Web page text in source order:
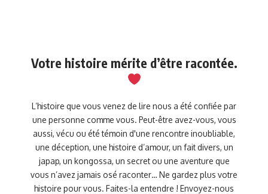
Votre histoire mérite d’être racontée.
L’histoire que vous venez de lire nous a été confiée par
une personne comme vous. Peut-être avez-vous, vous
aussi, vécu ou été témoin d'une rencontre inoubliable,
une déception, une histoire d’amour, un fait divers, un
japap, un kongossa, un secret ou une aventure que
vous n’avez jamais osé raconter… Ne gardez plus votre
histoire pour vous. Faites-la entendre ! Envoyez-nous